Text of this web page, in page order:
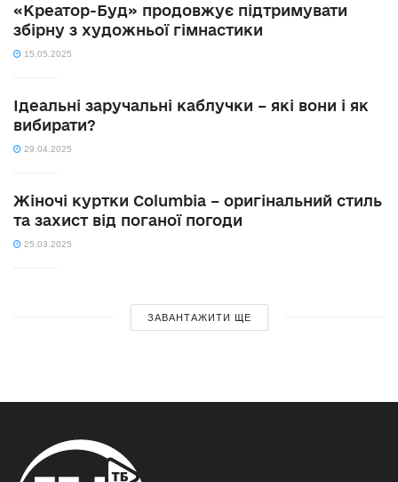
«Креатор-Буд» продовжує підтримувати
збірну з художньої гімнастики
15.05.2025
Ідеальні заручальні каблучки – які вони і як
вибирати?
29.04.2025
Жіночі куртки Columbia – оригінальний стиль
та захист від поганої погоди
25.03.2025
ЗАВАНТАЖИТИ ЩЕ